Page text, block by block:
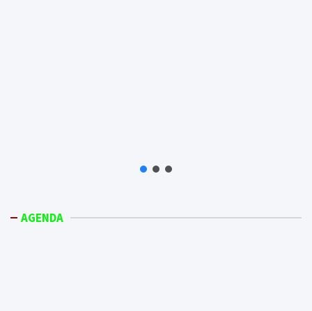
AGENDA